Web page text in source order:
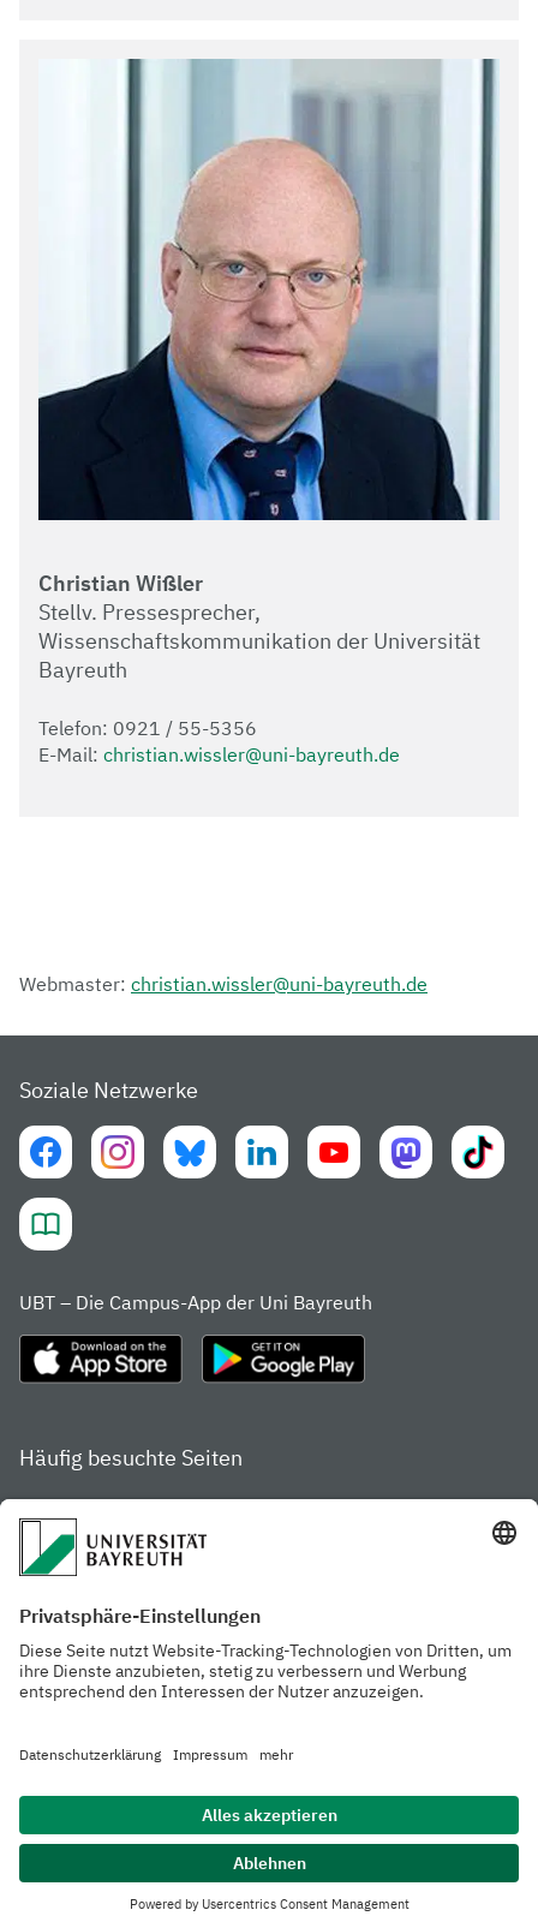
Christian Wißler
Stellv. Pressesprecher,
Wissenschaftskommunikation der Universität
Bayreuth
Telefon: 0921 / 55-5356
E-Mail: christian.wissler@uni-bayreuth.de
Webmaster: christian.wissler@uni-bayreuth.de
Soziale Netzwerke
UBT – Die Campus-App der Uni Bayreuth
Häufig besuchte Seiten
Studienportal
Gamechanger Campus
Aktuelle
Pressemitteilungen
Arbeiten an der
Universität
Cafeterien
Studiengangsfinder
Services & Beratung für
Ansprechpersonen der
Uni Bayreuth
Datenschutzerklärung Barrierefreiheitserklärung
Hausordnung Impressum Kontakt